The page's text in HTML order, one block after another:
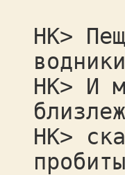
НК>
НК> И
НК>